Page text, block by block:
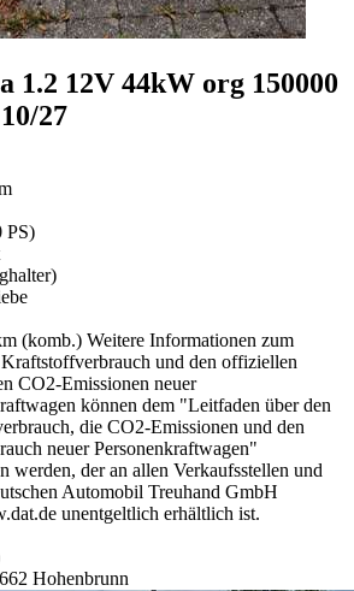
1.2 12V 44kW org 150000
27
PS)
(komb.) Weitere Informationen zum
und den offiziellen
CO2-Emissionen neuer
können dem "Leitfaden über den
die CO2-Emissionen und den
neuer Personenkraftwagen"
werden, der an allen Verkaufsstellen und
Automobil Treuhand GmbH
unentgeltlich erhältlich ist.
Hohenbrunn